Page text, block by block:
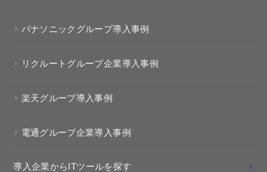
パナソニックグループ導入事例
リクルートグループ企業導入事例
楽天グループ導入事例
電通グループ企業導入事例
導入企業からITツールを探す